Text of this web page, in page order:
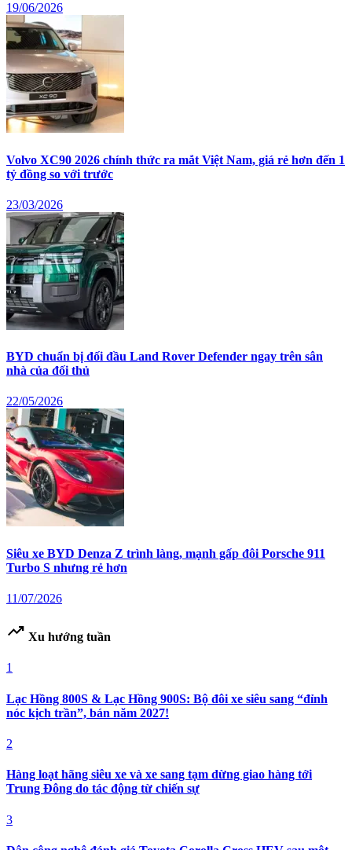
19/06/2026
Volvo XC90 2026 chính thức ra mắt Việt Nam, giá rẻ hơn đến 1
tỷ đồng so với trước
23/03/2026
BYD chuẩn bị đối đầu Land Rover Defender ngay trên sân
nhà của đối thủ
22/05/2026
Siêu xe BYD Denza Z trình làng, mạnh gấp đôi Porsche 911
Turbo S nhưng rẻ hơn
11/07/2026
trending_up Xu hướng tuần
1
Lạc Hồng 800S & Lạc Hồng 900S: Bộ đôi xe siêu sang “đỉnh
nóc kịch trần”, bán năm 2027!
2
Hàng loạt hãng siêu xe và xe sang tạm dừng giao hàng tới
Trung Đông do tác động từ chiến sự
3